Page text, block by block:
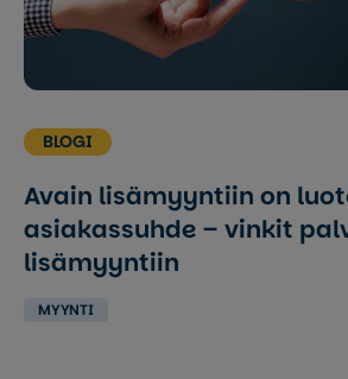
BLOGI
Avain lisämyyntiin on
asiakassuhde – vinkit
lisämyyntiin
MYYNTI